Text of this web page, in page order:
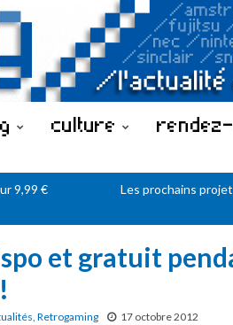
culture
9,99 €
Les prochains
et gratuit
, Retrogaming 17 octobre 2012